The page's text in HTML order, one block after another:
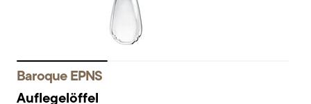
Baroque EPNS
Auflegelöffel